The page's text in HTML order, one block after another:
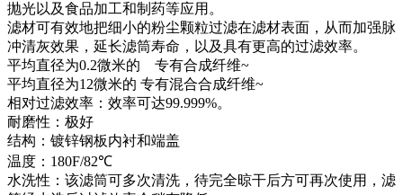
抛光以及食品加工和制药等应用。
滤材可有效地把细小的粉尘颗粒过滤在滤材表面，从而加强脉
冲清灰效果，延长滤筒寿命，以及具有更高的过滤效率。
平均直径为0.2微米的 专有合成纤维~
平均直径为12微米的 专有混合合成纤维~
相对过滤效率：效率可达99.999%。
耐磨性：极好
结构：镀锌钢板内衬和端盖
温度：180F/82℃
水洗性：该滤筒可多次清洗，待完全晾干后方可再次使用，滤